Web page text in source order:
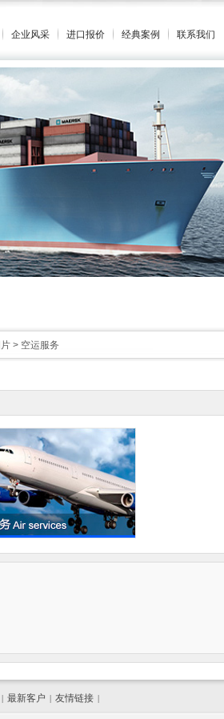
企业风采 进口报价 经典案例 联系我们
> 空运服务
| 最新客户 | 友情链接 |